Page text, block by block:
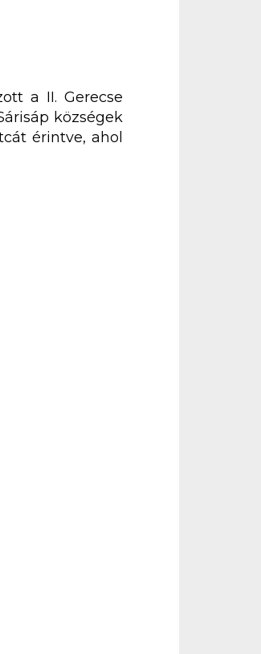
a II. Gerecse
községek
érintve, ahol